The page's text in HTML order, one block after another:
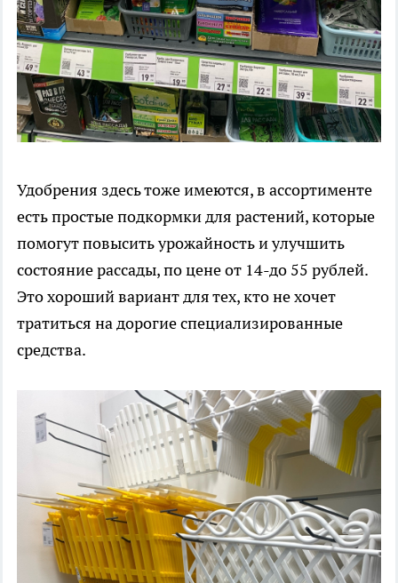
Удобрения здесь тоже имеются, в ассортименте
есть простые подкормки для растений, которые
помогут повысить урожайность и улучшить
состояние рассады, по цене от 14-до 55 рублей.
Это хороший вариант для тех, кто не хочет
тратиться на дорогие специализированные
средства.